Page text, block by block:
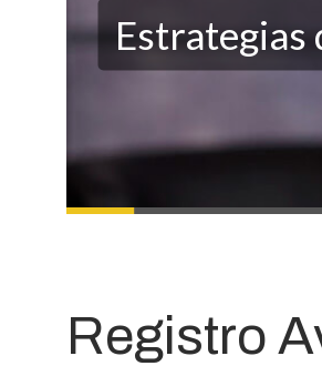
Estrategias
Registro